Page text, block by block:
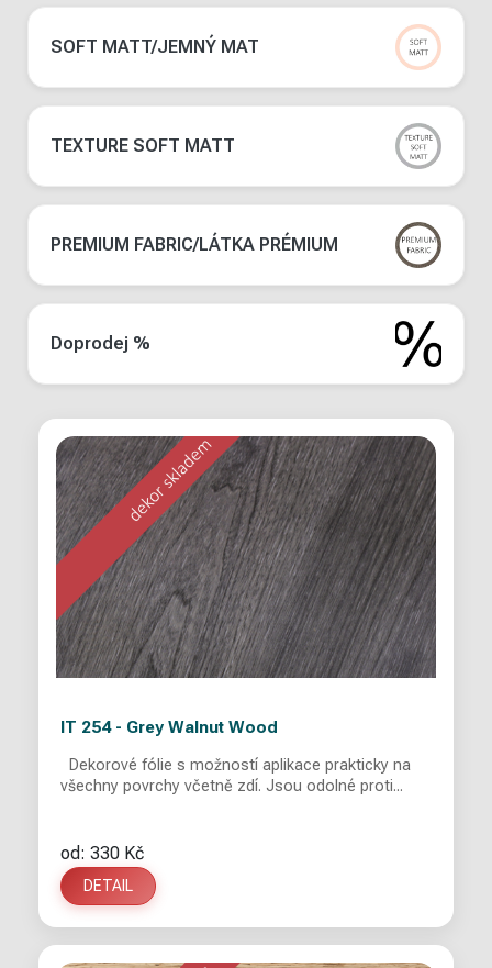
SOFT MATT/JEMNÝ MAT
TEXTURE SOFT MATT
PREMIUM FABRIC/LÁTKA PRÉMIUM
Doprodej %
IT 254 - Grey Walnut Wood
Dekorové fólie s možností aplikace prakticky na
všechny povrchy včetně zdí. Jsou odolné proti...
od: 330 Kč
DETAIL